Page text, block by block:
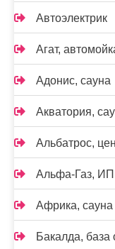
Автоэлектрик
Агат,
Адонис, сауна
Акватория,
Альбатрос,
Альфа-Газ,
Африка, сауна
Бакалда, база